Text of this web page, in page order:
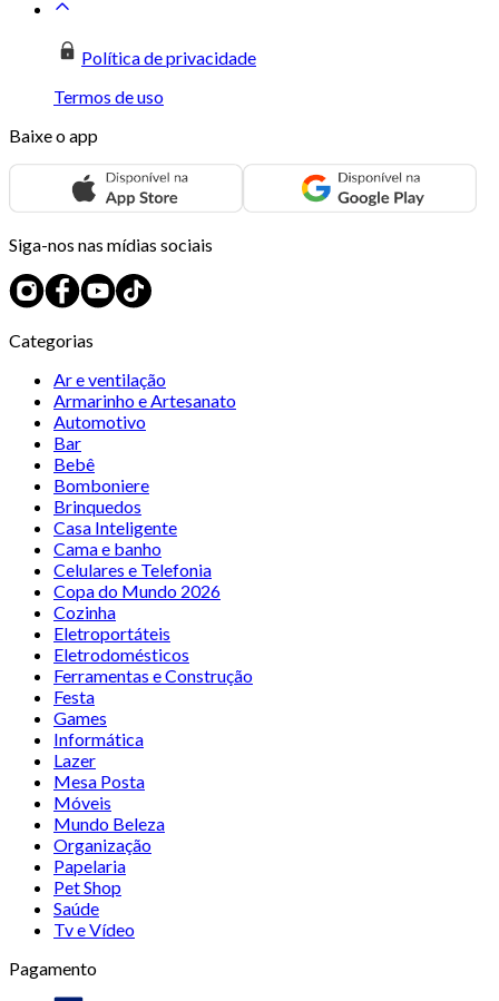
Política de privacidade
Termos de uso
Baixe o app
Siga-nos nas mídias sociais
Categorias
Ar e ventilação
Armarinho e Artesanato
Automotivo
Bar
Bebê
Bomboniere
Brinquedos
Casa Inteligente
Cama e banho
Celulares e Telefonia
Copa do Mundo 2026
Cozinha
Eletroportáteis
Eletrodomésticos
Ferramentas e Construção
Festa
Games
Informática
Lazer
Mesa Posta
Móveis
Mundo Beleza
Organização
Papelaria
Pet Shop
Saúde
Tv e Vídeo
Pagamento